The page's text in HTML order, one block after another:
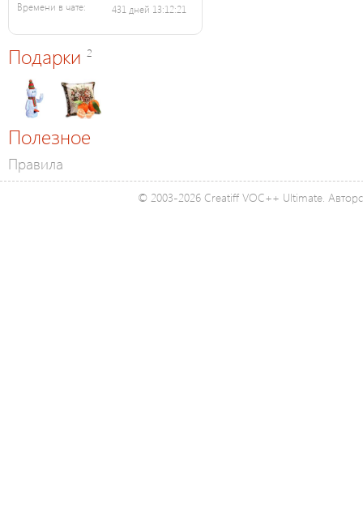
Времени в чате: 431 дней 13:12:21
Подарки 2
Полезное
Правила
© 2003-2026 Creatiff VOC++ Ultimate.